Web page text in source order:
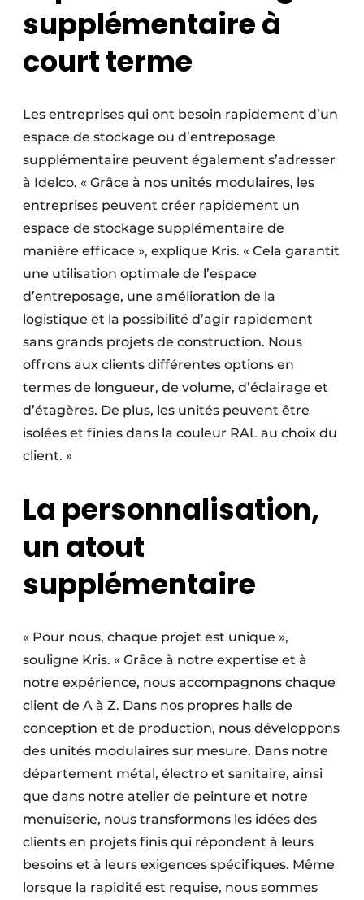
supplémentaire à
court terme
Les entreprises qui ont besoin rapidement d’un
espace de stockage ou d’entreposage
supplémentaire peuvent également s’adresser
à Idelco. « Grâce à nos unités modulaires, les
entreprises peuvent créer rapidement un
espace de stockage supplémentaire de
manière efficace », explique Kris. « Cela garantit
une utilisation optimale de l’espace
d’entreposage, une amélioration de la
logistique et la possibilité d’agir rapidement
sans grands projets de construction. Nous
offrons aux clients différentes options en
termes de longueur, de volume, d’éclairage et
d’étagères. De plus, les unités peuvent être
isolées et finies dans la couleur RAL au choix du
client. »
La personnalisation,
un atout
supplémentaire
« Pour nous, chaque projet est unique »,
souligne Kris. « Grâce à notre expertise et à
notre expérience, nous accompagnons chaque
client de A à Z. Dans nos propres halls de
conception et de production, nous développons
des unités modulaires sur mesure. Dans notre
département métal, électro et sanitaire, ainsi
que dans notre atelier de peinture et notre
menuiserie, nous transformons les idées des
clients en projets finis qui répondent à leurs
besoins et à leurs exigences spécifiques. Même
lorsque la rapidité est requise, nous sommes